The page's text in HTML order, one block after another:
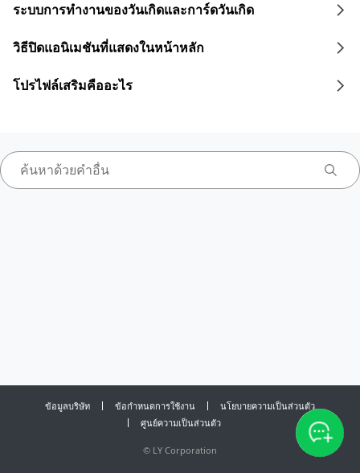
ระบบการทำงานของวันเกิดและการ์ดวันเกิด
วิธีปิดแอนิเมชันที่แสดงในหน้าหลัก
โปรไฟล์เสริมคืออะไร
ข้อมูลบริษัท ข้อกำหนดการใช้งาน
นโยบายความเป็นส่วนตัว
ศูนย์ความเป็นส่วนตัว
© LY Corporation